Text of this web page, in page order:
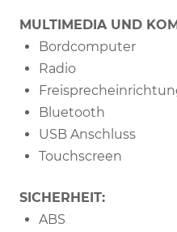
MULTIMEDIA UND
Bordcomputer
Radio
Bluetooth
USB Anschluss
Touchscreen
SICHERHEIT:
ABS